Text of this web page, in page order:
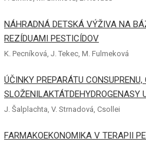
NÁHRADNÁ DETSKÁ VÝŽIVA NA
REZÍDUAMI PESTICÍDOV
K. Pecníková, J. Tekec, M. Fulmeková
ÚČINKY PREPARÁTU
SLOŽENILAKTÁTDEHYDROGENASY
J. Šalplachta, V. Strnadová, Csollei
FARMAKOEKONOMIKA V TERAPII